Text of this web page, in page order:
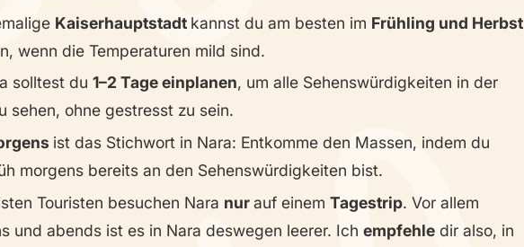
Kaiserhauptstadt kannst du am besten im Frühling und Herbst
wenn die Temperaturen mild sind.
solltest du 1–2 Tage einplanen, um alle Sehenswürdigkeiten in der
sehen, ohne gestresst zu sein.
ist das Stichwort in Nara: Entkomme den Massen, indem du
morgens bereits an den Sehenswürdigkeiten bist.
Touristen besuchen Nara nurauf einem Tagestrip. Vor allem
und abends ist es in Nara deswegen leerer. Ich empfehledir also, in